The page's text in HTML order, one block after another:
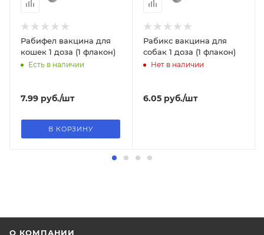
Рабифел вакцина для
кошек 1 доза (1 флакон)
Есть в наличии
7.99 руб./шт
В КОРЗИНУ
Рабикс вакцина для
собак 1 доза (1 флакон)
Нет в наличии
6.05 руб./шт
О КОМПАНИИ